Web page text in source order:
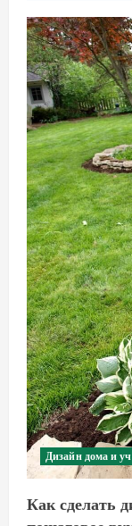
Дизайн дома и
Как сделать